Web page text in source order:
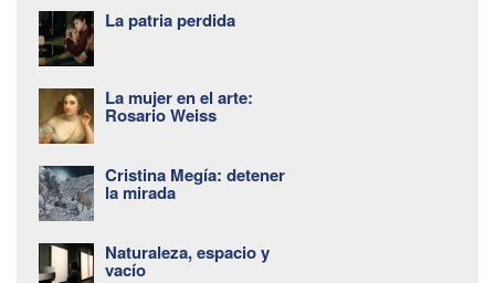
La patria perdida
La mujer en el arte:
Rosario Weiss
Cristina Megía: detener
la mirada
Naturaleza, espacio y
vacío